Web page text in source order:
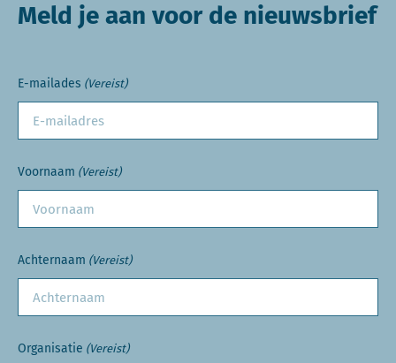
Meld je aan voor de nieuwsbrief
E-mailades (Vereist)
Voornaam (Vereist)
Achternaam (Vereist)
Organisatie (Vereist)